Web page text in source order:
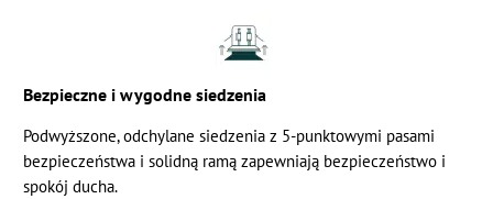
Bezpieczne i wygodne siedzenia
Podwyższone, odchylane siedzenia z 5-punktowymi pasami
bezpieczeństwa i solidną ramą zapewniają bezpieczeństwo i
spokój ducha.